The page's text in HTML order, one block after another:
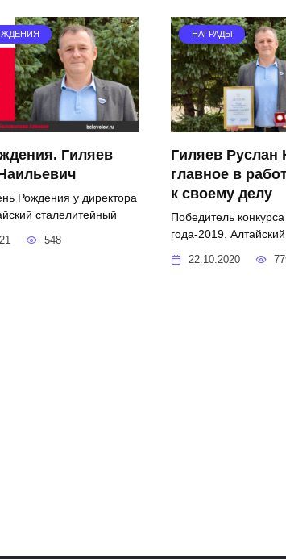
Гиляев
Рождения у директора
сталелитейный
548
НАГРАДЫ
Гиляев Руслан
главное в
к своему делу
Победитель
года-2019. Алтайский
22.10.2020